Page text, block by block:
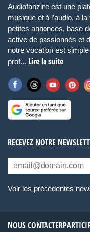
Audiofanzine est une
musique et à l’audio, à
petites annonces, base
active de passionnés et
notre vocation est
prof... Lire la suite
RECEVEZ NOTRE
Voir les précédentes
NOUS CONTACTER